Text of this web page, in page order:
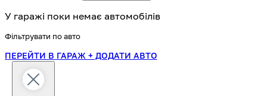
У гаражі поки немає автомобілів
Фільтрувати по авто
ПЕРЕЙТИ В ГАРАЖ + ДОДАТИ АВТО